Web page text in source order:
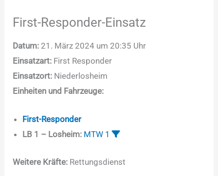
First-Responder-Einsatz
Datum: 21. März 2024 um 20:35 Uhr
Einsatzart: First Responder
Einsatzort: Niederlosheim
Einheiten und Fahrzeuge:
First-Responder
LB 1 – Losheim: MTW 1
Weitere Kräfte: Rettungsdienst